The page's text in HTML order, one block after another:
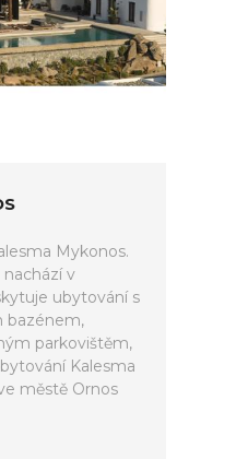
Mykonos.
v
ubytování s
bazénem,
parkovištěm,
Kalesma
městě Ornos